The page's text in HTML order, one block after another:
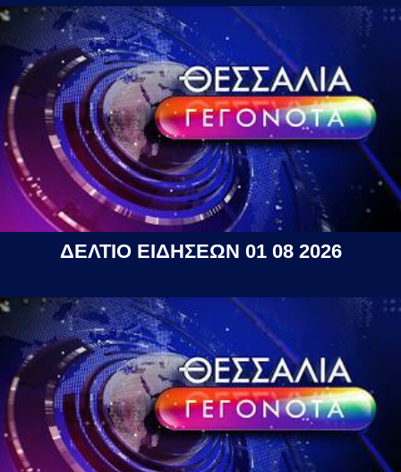
ΔΕΛΤΙΟ ΕΙΔΗΣΕΩΝ 01 08 2026